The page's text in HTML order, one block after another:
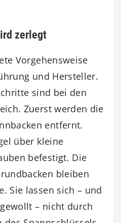
zerlegt
Vorgehensweise
und Hersteller.
sind bei den
Zuerst werden die
entfernt.
über kleine
befestigt. Die
bleiben
Sie lassen sich – und
– nicht durch